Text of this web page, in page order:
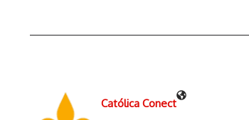
Católica Conect